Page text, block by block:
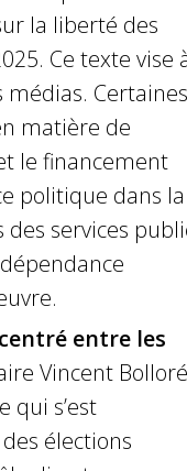
la liberté des
Ce texte vise
Certaines
matière de
le financement
politique dans la
services
entre les
Vincent
s’est
élections